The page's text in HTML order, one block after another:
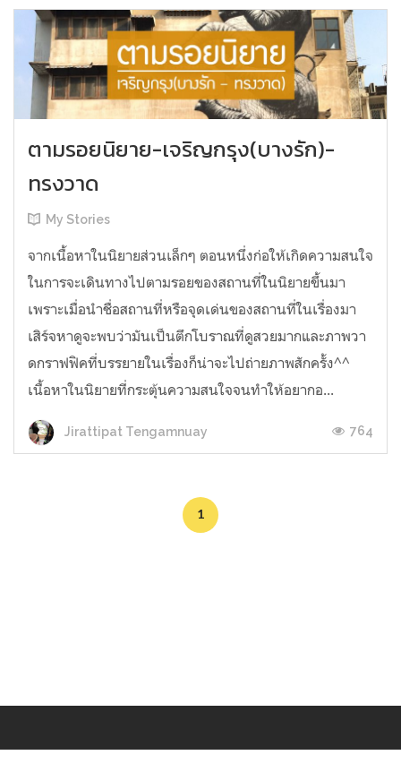
ตามรอยนิยาย-เจริญกรุง(บางรัก)-
ทรงวาด
My Stories
จากเนื้อหาในนิยายส่วนเล็กๆ ตอนหนึ่งก่อให้เกิดความสนใจ
ในการจะเดินทางไปตามรอยของสถานที่ในนิยายขึ้นมา
เพราะเมื่อนำชื่อสถานที่หรือจุดเด่นของสถานที่ในเรื่องมา
เสิร์จหาดูจะพบว่ามันเป็นตึกโบราณที่ดูสวยมากและภาพวา
ดกราฟฟิคที่บรรยายในเรื่องก็น่าจะไปถ่ายภาพสักครั้ง^^
เนื้อหาในนิยายที่กระตุ้นความสนใจจนทำให้อยากอ...
Jirattipat Tengamnuay 764
1